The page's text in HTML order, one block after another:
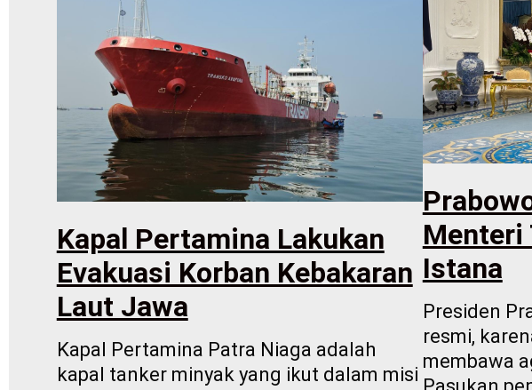
Kapal Pertamina Lakukan
Evakuasi Korban Kebakaran
Laut Jawa
Kapal Pertamina Patra Niaga adalah
kapal tanker minyak yang ikut dalam misi
Menteri
Istana
Presiden
resmi,
membawa